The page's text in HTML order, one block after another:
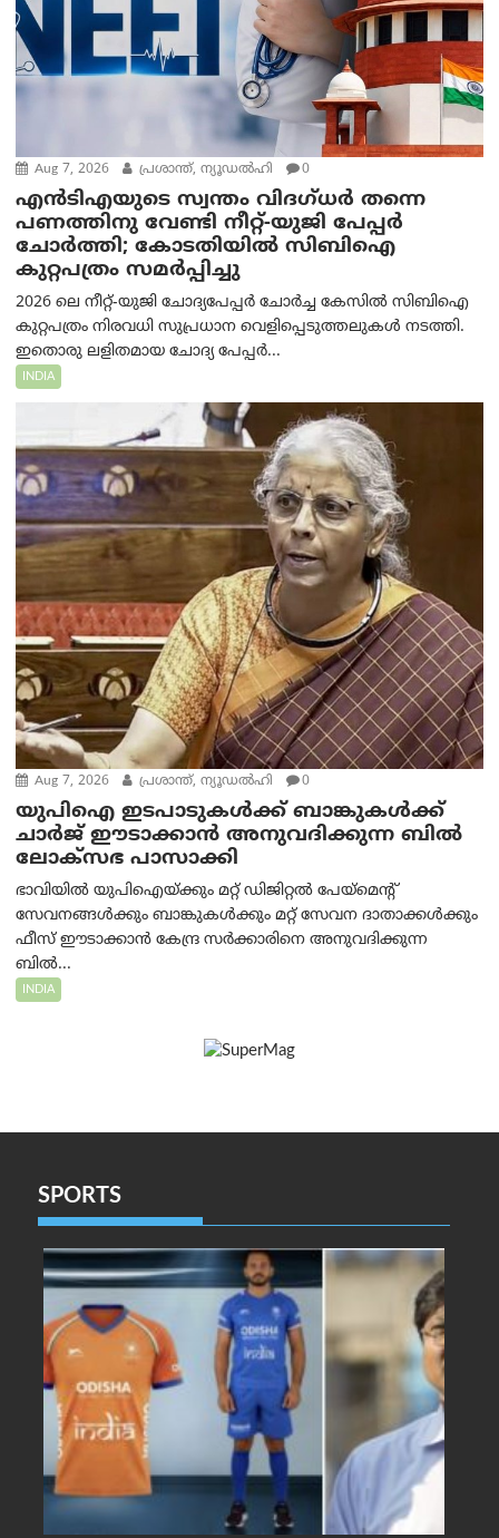
Aug 7, 2026 പ്രശാന്ത്, ന്യൂഡല്‍ഹി 0
എൻ‌ടി‌എയുടെ സ്വന്തം വിദഗ്ധർ തന്നെ
പണത്തിനു വേണ്ടി നീറ്റ്-യു‌ജി പേപ്പർ
ചോർത്തി; കോടതിയില്‍ സിബിഐ
കുറ്റപത്രം സമര്‍പ്പിച്ചു
2026 ലെ നീറ്റ്-യുജി ചോദ്യപേപ്പർ ചോർച്ച കേസിൽ സിബിഐ
കുറ്റപത്രം നിരവധി സുപ്രധാന വെളിപ്പെടുത്തലുകൾ നടത്തി.
ഇതൊരു ലളിതമായ ചോദ്യ പേപ്പർ...
INDIA
Aug 7, 2026 പ്രശാന്ത്, ന്യൂഡല്‍ഹി 0
യുപിഐ ഇടപാടുകൾക്ക് ബാങ്കുകൾക്ക്
ചാർജ് ഈടാക്കാൻ അനുവദിക്കുന്ന ബിൽ
ലോക്‌സഭ പാസാക്കി
ഭാവിയിൽ യുപിഐയ്ക്കും മറ്റ് ഡിജിറ്റൽ പേയ്‌മെന്റ്
സേവനങ്ങൾക്കും ബാങ്കുകൾക്കും മറ്റ് സേവന ദാതാക്കൾക്കും
ഫീസ് ഈടാക്കാൻ കേന്ദ്ര സർക്കാരിനെ അനുവദിക്കുന്ന
ബിൽ...
INDIA
SPORTS